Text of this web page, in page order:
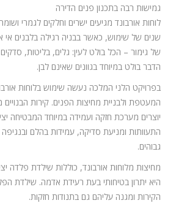
גמישות רבה בתכנון פנים הדירה
לוחות אורבונד מגיעים ישרים וחלקים לגמרי
שנים של שימוש, כאשר בבניה רגילה בלבנים
של גימור – הכל בולט לעין: גלים, בליטות,
הדבר בולט במיוחד בגוונים שאינם לבן.
בפרויקט הלני המלכה נעשה שימוש בלוחות
המעטפת ולבניית מחיצות הפנים. קירות הבנויים
יוצרים מערכת חזקה ועמידה במיוחד המבטיחה
התעוותות ומניעת סדיקה, עמידות בהלם
גבוהים.
מחיצות מלוחות אורבונד, כוללות שילדת פלדה
היא יתרון בטיחותי בעת רעידת אדמה. שילדת
הקירות ומגנה עליהם גם בתנודות חזקות.